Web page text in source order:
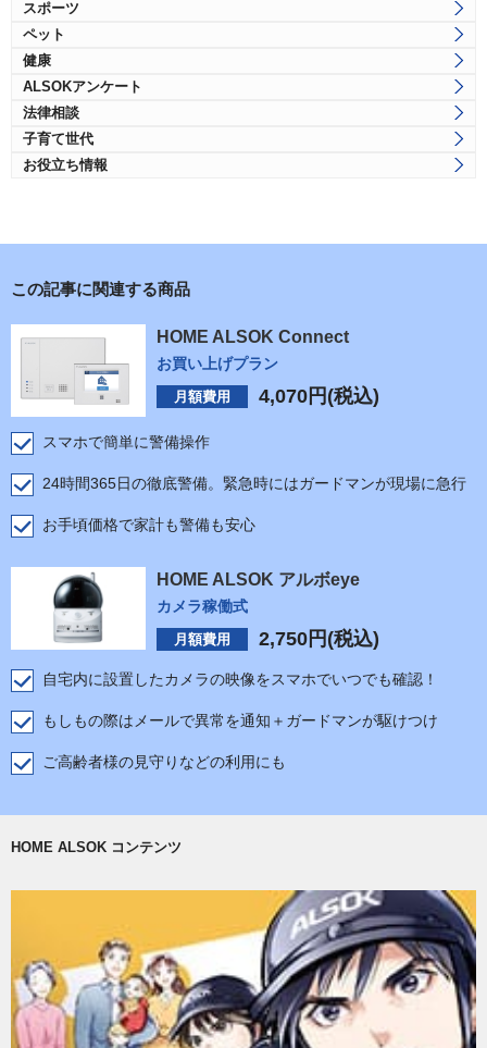
スポーツ
ペット
健康
ALSOKアンケート
法律相談
子育て世代
お役立ち情報
この記事に関連する商品
HOME ALSOK Connect
お買い上げプラン
月額費用 4,070 円(税込)
スマホで簡単に警備操作
24時間365日の徹底警備。緊急時にはガードマンが現場に急行
お手頃価格で家計も警備も安心
HOME ALSOK アルボeye
カメラ稼働式
月額費用 2,750 円(税込)
自宅内に設置したカメラの映像をスマホでいつでも確認！
もしもの際はメールで異常を通知＋ガードマンが駆けつけ
ご高齢者様の見守りなどの利用にも
HOME ALSOK コンテンツ